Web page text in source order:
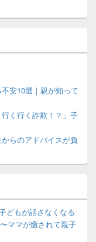
安10選｜親が知って
く行く詐欺！？」子
らのアドバイスが負
どもが話さなくなる
ママが癒されて親子